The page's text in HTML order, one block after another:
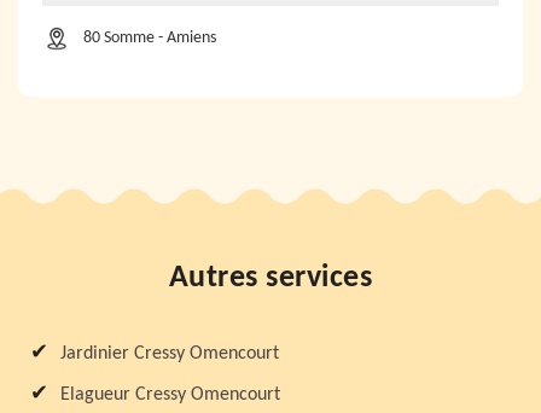
80 Somme - Amiens
Autres services
Jardinier Cressy Omencourt
Elagueur Cressy Omencourt